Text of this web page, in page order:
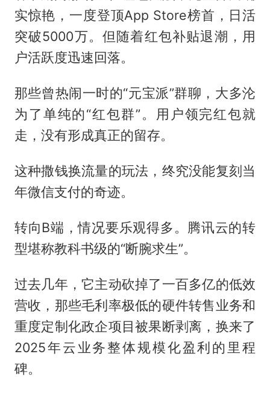
实惊艳，一度登顶App Store榜首，日活
突破5000万。但随着红包补贴退潮，用
户活跃度迅速回落。
那些曾热闹一时的“元宝派”群聊，大多沦
为了单纯的“红包群”。用户领完红包就
走，没有形成真正的留存。
这种撒钱换流量的玩法，终究没能复刻当
年微信支付的奇迹。
转向B端，情况要乐观得多。腾讯云的转
型堪称教科书级的“断腕求生”。
过去几年，它主动砍掉了一百多亿的低效
营收，那些毛利率极低的硬件转售业务和
重度定制化政企项目被果断剥离，换来了
2025年云业务整体规模化盈利的里程
碑。